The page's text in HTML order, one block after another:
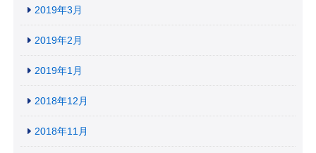
2019年3月
2019年2月
2019年1月
2018年12月
2018年11月